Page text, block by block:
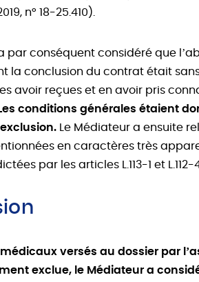
n° 18-25.410).
par conséquent considéré que
la conclusion du contrat était
avoir reçues et en avoir pris
Les conditions générales étaient
Le Médiateur a ensuite
en caractères très
par les articles L.113-1 et
médicaux versés au dossier par
exclue, le Médiateur a